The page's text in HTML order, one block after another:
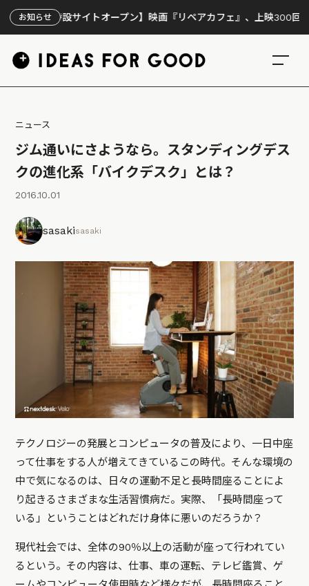
お知らせ
【特設サイトオープン】映画『リペアカフェ』、上映300回の先で見
ニュース
ジム通いにさようなら。スタンディングデス
クの進化系「バイクデスク」とは？
2016.10.01
sasakisasaki
テクノロジーの発展とコンピュータの普及により、一日中座
って仕事をする人が増えてきているこの時代。そんな環境の
中で気になるのは、日々の運動不足と長時間座ることによ
り起きるさまざまな生活習慣病だ。実際、「長時間座って
いる」ということはどれだけ身体に悪いのだろうか？
現代社会では、全体の90％以上の活動が座って行われてい
るという。その内容は、仕事、車の運転、テレビ鑑賞、ゲ